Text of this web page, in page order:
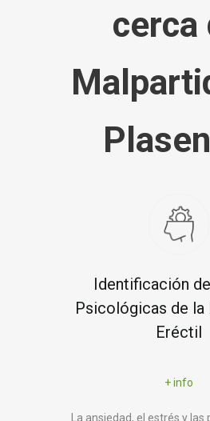
cerca
Identificación
Psicológicas de la
Eréctil
+ info
La ansiedad, el estrés y